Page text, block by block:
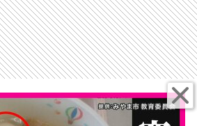
対処法の一つ「ハイムリ